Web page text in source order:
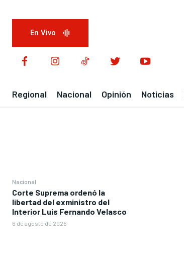
En Vivo
Regional Nacional Opinión Noticias
Nacional
Corte Suprema ordenó la
libertad del exministro del
Interior Luis Fernando Velasco
6 de agosto de 2026